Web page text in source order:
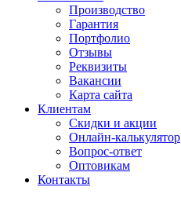
Производство
Гарантия
Портфолио
Отзывы
Реквизиты
Вакансии
Карта сайта
Клиентам
Скидки и акции
Онлайн-калькулятор
Вопрос-ответ
Оптовикам
Контакты